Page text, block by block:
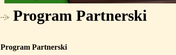
Program Partnerski
Program Partnerski